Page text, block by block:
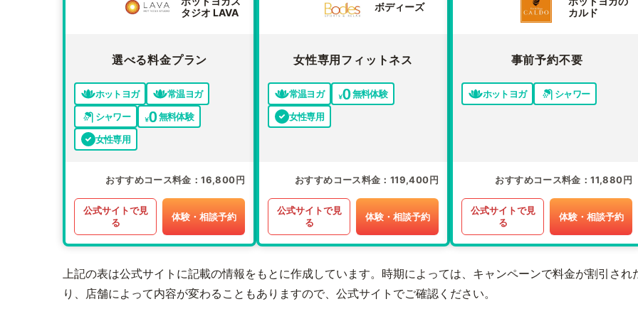
タジオ LAVA
選べる料金プラン
ホットヨガ
常温ヨガ
シャワー
無料体験
女性専用
おすすめコース料金 16,800円
公式サイトで見
る
体験・相談予約
ボディーズ
女性専用フィットネス
常温ヨガ
無料体験
女性専用
おすすめコース料金 119,400円
公式サイトで見
る
体験・相談予約
カルド
事前予約不要
ホットヨガ シャワー
おすすめコース料金 11,880円
公式サイトで見
る
体験・相談予約
上記の表は公式サイトに記載の情報をもとに作成しています。時期によっては、キャンペーンで料金が割引され
り、店舗によって内容が変わることもありますので、公式サイトでご確認ください。